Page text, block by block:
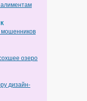
алиментам
озеро
дизайн-